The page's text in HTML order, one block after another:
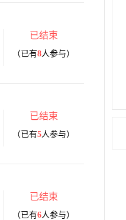
已结束
（已有8人参与）
已结束
（已有5人参与）
已结束
（已有6人参与）